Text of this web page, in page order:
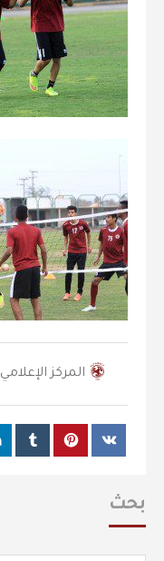
المركز الإعلامي
بحث